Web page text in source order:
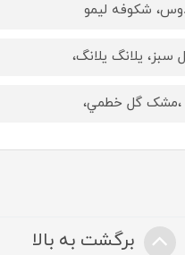
شکوفه ليمو
يلانگ يلانگ،
،مشک گل خطمي،
برگشت به بالا